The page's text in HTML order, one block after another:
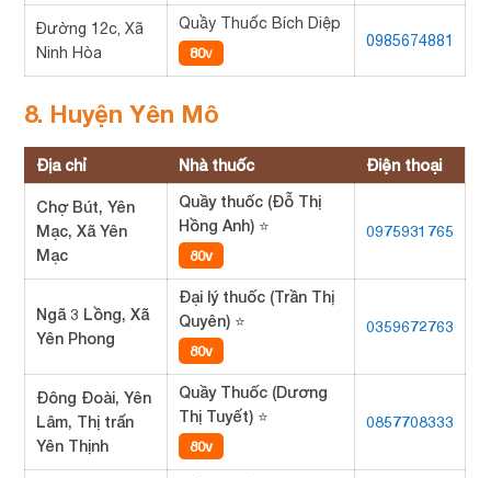
Đường 12c, Xã
Ninh Hòa
Quầy Thuốc Bích Diệp
80v
0985674881
8. Huyện Yên Mô
Địa chỉ Nhà thuốc Điện thoại
Chợ Bút, Yên
Mạc, Xã Yên
Mạc
Quầy thuốc (Đỗ Thị
Hồng Anh) ⭐
80v
0975931765
Ngã 3 Lồng, Xã
Yên Phong
Đại lý thuốc (Trần Thị
Quyên) ⭐
80v
0359672763
Đông Đoài, Yên
Lâm, Thị trấn
Yên Thịnh
Quầy Thuốc (Dương
Thị Tuyết) ⭐
80v
0857708333